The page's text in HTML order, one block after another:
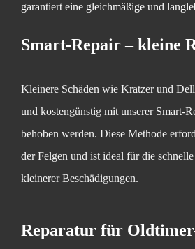
garantiert eine gleichmäßige und
Smart-Repair – kleine
Kleinere Schäden wie Kratzer und
und kostengünstig mit unserer Smart-
behoben werden. Diese Methode
der Felgen und ist ideal für die
kleinerer Beschädigungen.
Reparatur für